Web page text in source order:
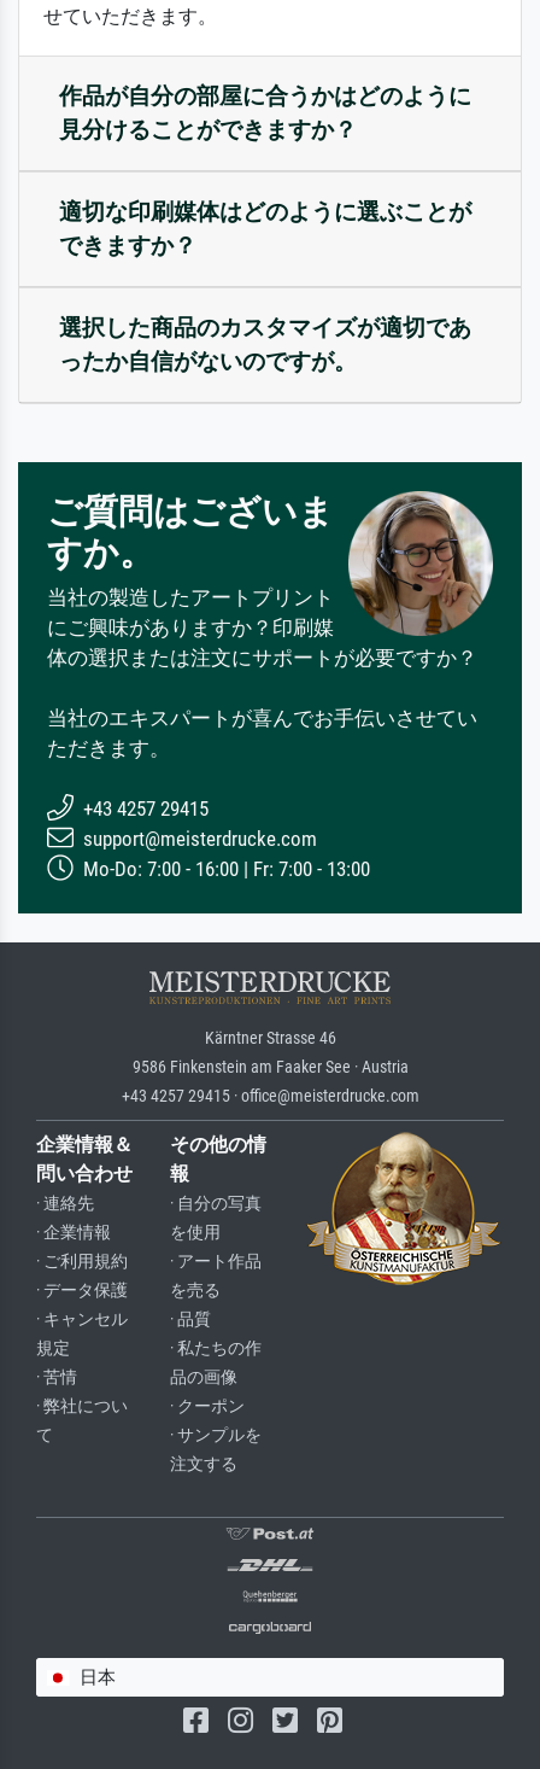
せていただきます。
作品が自分の部屋に合うかはどのように
見分けることができますか？
適切な印刷媒体はどのように選ぶことが
できますか？
選択した商品のカスタマイズが適切であ
ったか自信がないのですが。
ご質問はございま
すか。
当社の製造したアートプリント
にご興味がありますか？印刷媒
体の選択または注文にサポートが必要ですか？
当社のエキスパートが喜んでお手伝いさせてい
ただきます。
+43 4257 29415
support@meisterdrucke.com
Mo-Do: 7:00 - 16:00 | Fr: 7:00 - 13:00
Kärntner Strasse 46
9586 Finkenstein am Faaker See · Austria
+43 4257 29415 · office@meisterdrucke.com
企業情報＆
問い合わせ
· 連絡先
· 企業情報
· ご利用規約
· データ保護
· キャンセル
規定
· 苦情
· 弊社につい
て
その他の情
報
· 自分の写真
を使用
· アート作品
を売る
· 品質
· 私たちの作
品の画像
· クーポン
· サンプルを
注文する
日本